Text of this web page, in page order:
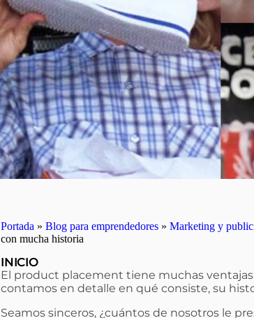
Portada » Blog para emprendedores » Marketing y
con mucha historia
INICIO
El product placement tiene muchas
contamos en detalle en qué consiste, su
Seamos sinceros, ¿cuántos de nosotros le